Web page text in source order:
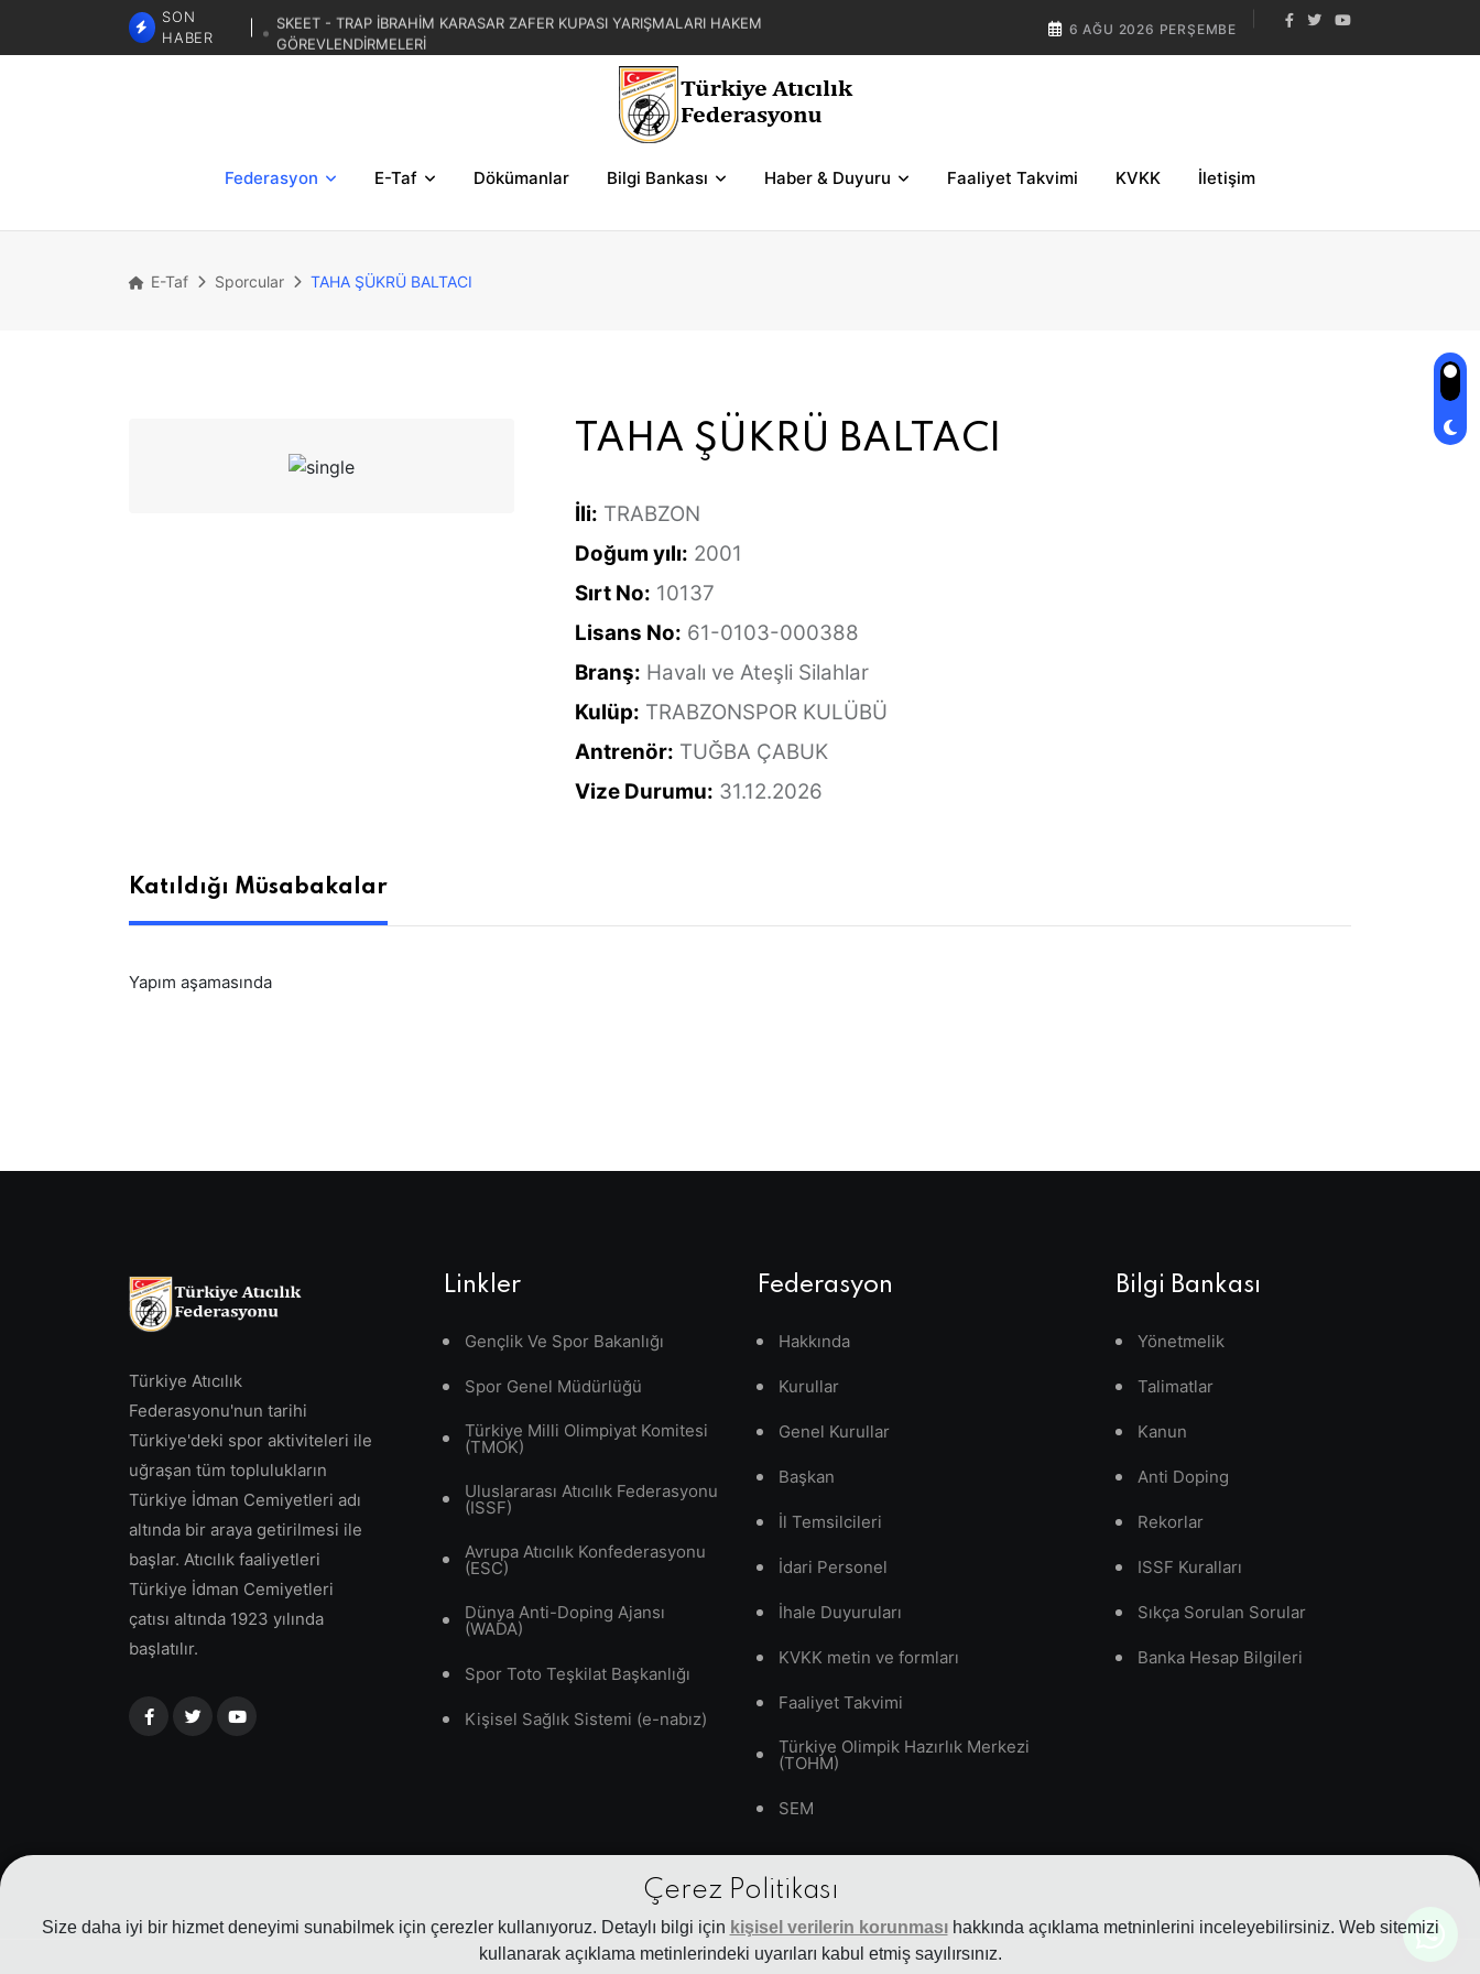
Çerez Politikası
Size daha iyi bir hizmet deneyimi sunabilmek için çerezler kullanıyoruz. Detaylı bilgi için kişisel verilerin korunmasıhakkında açıklama metninlerini inceleyebilirsiniz. Web sitemizi
kullanarak açıklama metinlerindeki uyarıları kabul etmiş sayılırsınız.
SON
HABER
SKEET - TRAP İBRAHİM KARASAR ZAFER KUPASI YARIŞMALARI HAKEM
GÖREVLENDİRMELERİ
TRAP 2.BÖLGESEL MİLLİ DEMOKRASİ KUPASI 2. BÖLGE SERİ VE ŞEMALARI
TRAP 3. BÖLGESEL YAZ KUPASI YARIŞMALARI HAKEM GÖREVLENDİRMELERİ
6 AĞU 2026 PERŞEMBE
Federasyon E-Taf Dökümanlar Bilgi Bankası Haber & Duyuru Faaliyet Takvimi KVKK İletişim
E-Taf Sporcular TAHA ŞÜKRÜ BALTACI
TAHA ŞÜKRÜ BALTACI
İli: TRABZON
Doğum yılı: 2001
Sırt No: 10137
Lisans No: 61-0103-000388
Branş: Havalı ve Ateşli Silahlar
Kulüp: TRABZONSPOR KULÜBÜ
Antrenör: TUĞBA ÇABUK
Vize Durumu: 31.12.2026
Katıldığı Müsabakalar
Yapım aşamasında
Türkiye Atıcılık
Federasyonu'nun tarihi
Türkiye'deki spor aktiviteleri ile
uğraşan tüm toplulukların
Türkiye İdman Cemiyetleri adı
altında bir araya getirilmesi ile
başlar. Atıcılık faaliyetleri
Türkiye İdman Cemiyetleri
çatısı altında 1923 yılında
başlatılır.
Linkler
Gençlik Ve Spor Bakanlığı
Spor Genel Müdürlüğü
Türkiye Milli Olimpiyat Komitesi
(TMOK)
Uluslararası Atıcılık Federasyonu
(ISSF)
Avrupa Atıcılık Konfederasyonu
(ESC)
Dünya Anti-Doping Ajansı
(WADA)
Spor Toto Teşkilat Başkanlığı
Kişisel Sağlık Sistemi (e-nabız)
Federasyon
Hakkında
Kurullar
Genel Kurullar
Başkan
İl Temsilcileri
İdari Personel
İhale Duyuruları
KVKK metin ve formları
Faaliyet Takvimi
Türkiye Olimpik Hazırlık Merkezi
(TOHM)
SEM
Bilgi Bankası
Yönetmelik
Talimatlar
Kanun
Anti Doping
Rekorlar
ISSF Kuralları
Sıkça Sorulan Sorular
Banka Hesap Bilgileri